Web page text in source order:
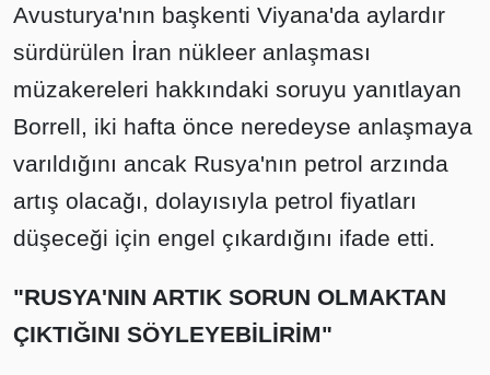
Avusturya'nın başkenti Viyana'da aylardır
sürdürülen İran nükleer anlaşması
müzakereleri hakkındaki soruyu yanıtlayan
Borrell, iki hafta önce neredeyse anlaşmaya
varıldığını ancak Rusya'nın petrol arzında
artış olacağı, dolayısıyla petrol fiyatları
düşeceği için engel çıkardığını ifade etti.
"RUSYA'NIN ARTIK SORUN OLMAKTAN
ÇIKTIĞINI SÖYLEYEBİLİRİM"